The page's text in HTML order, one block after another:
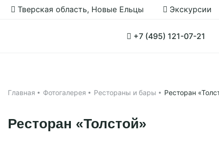
Тверская область, Новые Ельцы Экскурсии
+7 (495) 121-07-21
Главная
Главная Фотогалерея Рестораны и бары Ресторан
Ресторан «Толстой»